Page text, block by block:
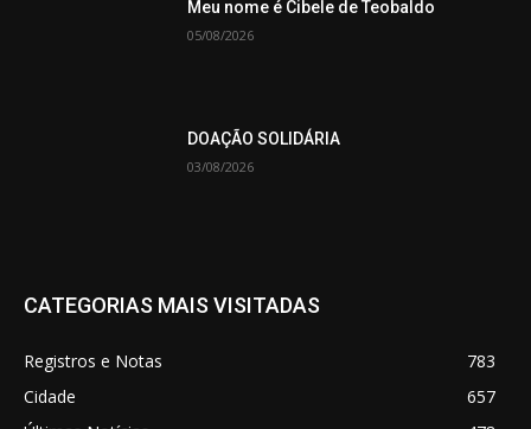
Meu nome é Cibele de Teobaldo
05/08/2026
DOAÇÃO SOLIDÁRIA
03/08/2026
CATEGORIAS MAIS VISITADAS
Registros e Notas
783
Cidade
657